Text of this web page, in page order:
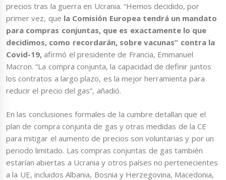
precios tras la guerra en Ucrania. “Hemos decidido, por
primer vez, que la Comisión Europea tendrá un mandato
para compras conjuntas, que es exactamente lo que
decidimos, como recordarán, sobre vacunas” contra la
Covid-19,afirmó el presidente de Francia, Emmanuel
Macron. “La compra conjunta, la capacidad de definir juntos
los contratos a largo plazo, es la mejor herramienta para
reducir el precio del gas”, añadió.
En las conclusiones formales de la cumbre detallan que el
plan de compra conjunta de gas y otras medidas de la CE
para mitigar el aumento de precios son voluntarias y por un
periodo limitado. Las compras conjuntas de gas también
estarían abiertas a Ucrania y otros países no pertenecientes
a la UE, incluidos Albania, Bosnia y Herzegovina, Macedonia,